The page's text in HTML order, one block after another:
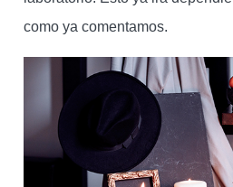
como ya comentamos.